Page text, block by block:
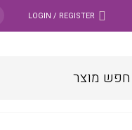
LOGIN / REGISTER